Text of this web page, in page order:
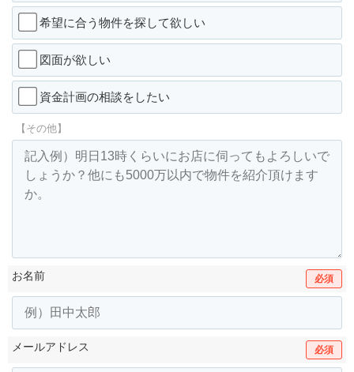
希望に合う物件を探して欲しい
図面が欲しい
資金計画の相談をしたい
【その他】
お名前 必須
メールアドレス 必須